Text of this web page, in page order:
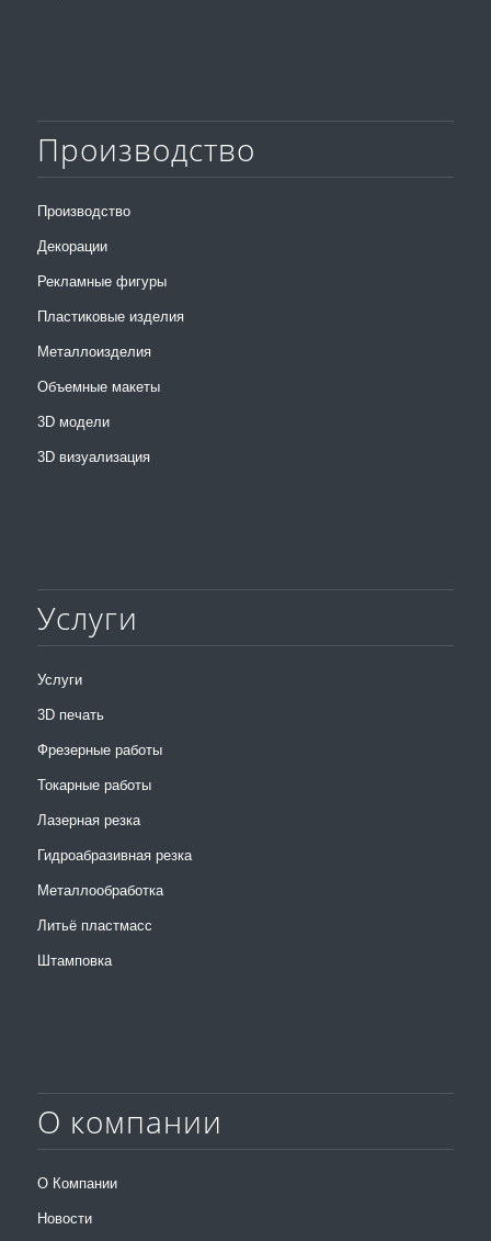
Производство
Производство
Декорации
Рекламные фигуры
Пластиковые изделия
Металлоизделия
Объемные макеты
3D модели
3D визуализация
Услуги
Услуги
3D печать
Фрезерные работы
Токарные работы
Лазерная резка
Гидроабразивная резка
Металлообработка
Литьё пластмасс
Штамповка
О компании
О Компании
Новости